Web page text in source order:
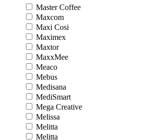
Master Coffee
Maxcom
Maxi Cosi
Maximex
Maxtor
MaxxMee
Meaco
Mebus
Medisana
MediSmart
Mega Creative
Melissa
Melitta
Melitta